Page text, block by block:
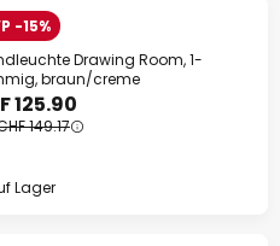
-15%
Drawing Room, 1-
braun/creme
125.90
149.17
Lager